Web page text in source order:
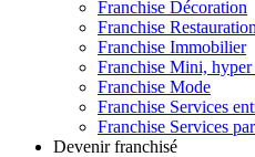
Franchise Décoration
Franchise Restauration
Franchise Immobilier
Franchise Mini, hyper
Franchise Mode
Franchise Services
Franchise Services
Devenir franchisé